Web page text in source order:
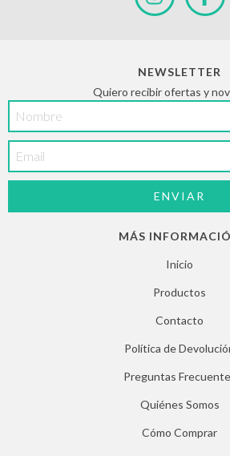
NEWSLETTER
Quiero recibir ofertas y
MÁS
Inicio
Productos
Contacto
Política de
Preguntas
Quiénes Somos
Cómo Comprar